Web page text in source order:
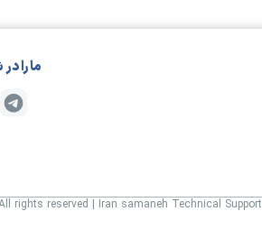
مارا
rights reserved | Iran samaneh Technical Support